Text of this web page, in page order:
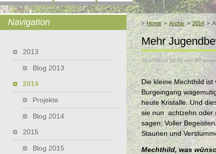
Home Archiv 2014
Mehr
18.07.2014 16:38 von
Die kleine Mechthild
Burgeingang
heute Kristalle. Und
sie nun achtzehn oder
sagen: Voller
Staunen und
Mechthild, was
Navigation
2013
Blog 2013
2014
Projekte
Blog 2014
2015
Blog 2015